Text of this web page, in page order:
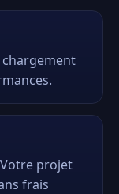
projet
frais